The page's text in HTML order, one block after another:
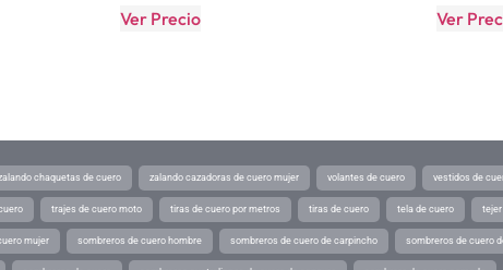
Ver Precio Ver
chaquetas de cuero zalando cazadoras de cuero mujer volantes de cuero vestidos de
trajes de cuero moto tiras de cuero por metros tiras de cuero tela de cuero
mujer sombreros de cuero hombre sombreros de cuero de carpincho sombreros de cuero